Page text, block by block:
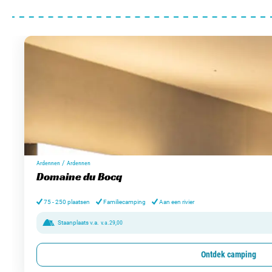
Ardennen / Ardennen
Domaine du Bocq
75 - 250 plaatsen Familiecamping Aan een rivier
Staanplaats v.a. v.a.29,00
Ontdek camping